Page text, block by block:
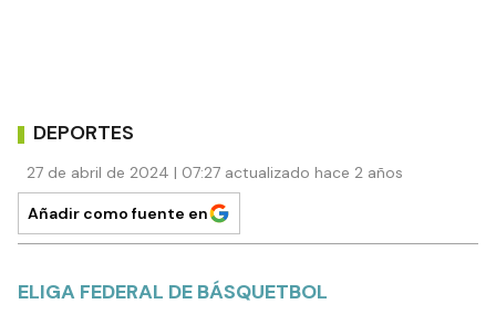
DEPORTES
27 de abril de 2024 | 07:27 actualizado hace 2 años
Añadir como fuente en
ELIGA FEDERAL DE BÁSQUETBOL